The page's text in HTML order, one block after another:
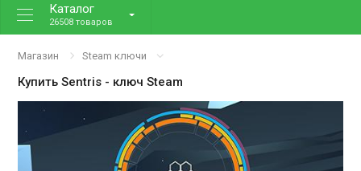
Каталог
26508 товаров
Магазин Steam ключи
КупитьSentris - ключ Steam